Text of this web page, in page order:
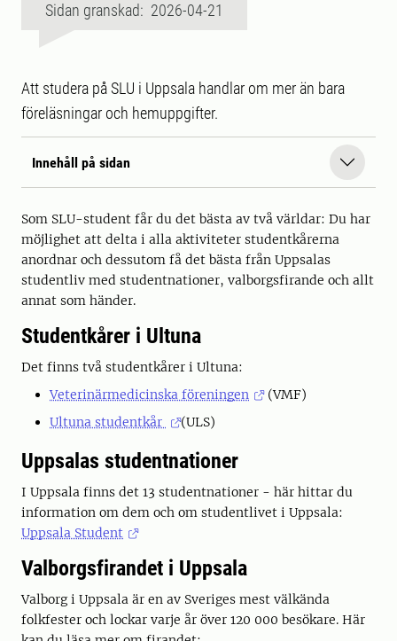
Sidan granskad: 2026-04-21
Att studera på SLU i Uppsala handlar om mer än bara
föreläsningar och hemuppgifter.
Innehåll på sidan
Som SLU-student får du det bästa av två världar: Du har
möjlighet att delta i alla aktiviteter studentkårerna
anordnar och dessutom få det bästa från Uppsalas
studentliv med studentnationer, valborgsfirande och allt
annat som händer.
Studentkårer i Ultuna
Det finns två studentkårer i Ultuna:
Veterinärmedicinska föreningen
(VMF)
Ultuna studentkår
(ULS)
Uppsalas studentnationer
I Uppsala finns det 13 studentnationer - här hittar du
information om dem och om studentlivet i Uppsala:
Uppsala Student
Valborgsfirandet i Uppsala
Valborg i Uppsala är en av Sveriges mest välkända
folkfester och lockar varje år över 120 000 besökare. Här